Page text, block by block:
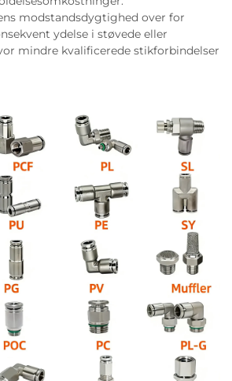
modstandsdygtighed over for
ydelse i støvede eller
mindre kvalificerede stikforbindelser